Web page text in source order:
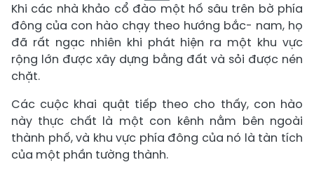
Khi các nhà khảo cổ đào một hố sâu trên bờ phía
đông của con hào chạy theo hướng bắc- nam, họ
đã rất ngạc nhiên khi phát hiện ra một khu vực
rộng lớn được xây dựng bằng đất và sỏi được nén
chặt.
Các cuộc khai quật tiếp theo cho thấy, con hào
này thực chất là một con kênh nằm bên ngoài
thành phố, và khu vực phía đông của nó là tàn tích
của một phần tường thành.